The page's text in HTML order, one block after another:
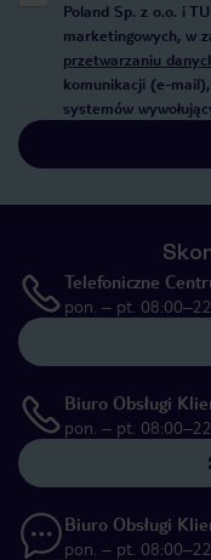
Poland Sp. z o.o. i
marketingowych, w
przetwarzaniu
komunikacji (e-
systemów
Telefoniczne
pon. – pt.
Biuro Obsługi
pon. – pt.
Biuro Obsługi
pon. – pt.